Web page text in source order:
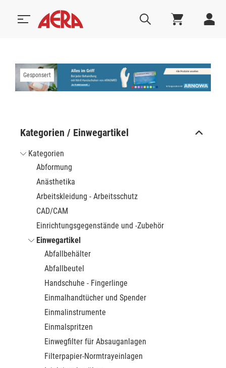
Gesponsert
Kategorien / Einwegartikel
Kategorien
Abformung
Anästhetika
Arbeitskleidung - Arbeitsschutz
CAD/CAM
Einrichtungsgegenstände und -Zubehör
Einwegartikel
Abfallbehälter
Abfallbeutel
Handschuhe - Fingerlinge
Einmalhandtücher und Spender
Einmalinstrumente
Einmalspritzen
Einwegfilter für Absauganlagen
Filterpapier-Normtrayeinlagen